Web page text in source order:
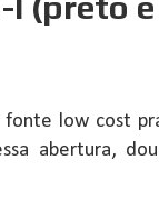
fonte low cost
abertura,